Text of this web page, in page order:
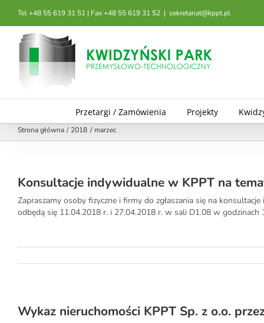
zawartości
Tel +48 55 619 31 51 | Fax +48 55 619 31 52 | sekretariat@kppt.pl
Przetargi / Zamówienia Projekty
Strona główna 2018 marzec
Konsultacje indywidualne w KPPT na
Zapraszamy osoby fizyczne i firmy do zgłaszania się na
odbędą się 11.04.2018 r. i 27.04.2018 r. w sali D1.08 w
Wykaz nieruchomości KPPT Sp. z o.o.